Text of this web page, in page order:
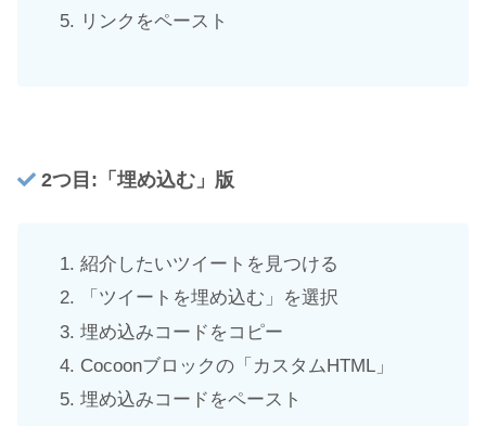
リンクをペースト
2つ目:「埋め込む」版
紹介したいツイートを見つける
「ツイートを埋め込む」を選択
埋め込みコードをコピー
Cocoonブロックの「カスタムHTML」
埋め込みコードをペースト